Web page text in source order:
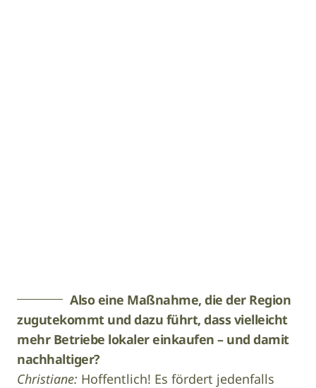
Also eine Maßnahme, die der Region
zugutekommt und dazu führt, dass vielleicht
mehr Betriebe lokaler einkaufen – und damit
nachhaltiger?
Christiane: Hoffentlich! Es fördert jedenfalls